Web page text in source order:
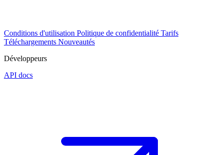
Conditions d'utilisation Politique de confidentialité Tarifs
Téléchargements Nouveautés
Développeurs
API docs